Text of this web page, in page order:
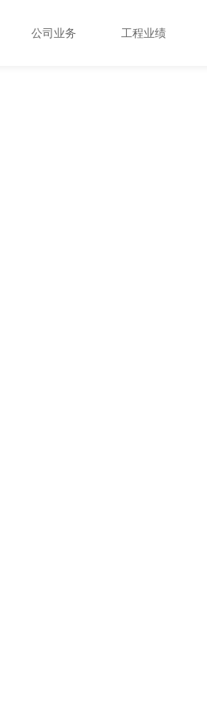
公司业务 工程业绩